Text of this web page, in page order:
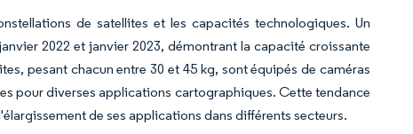
de satellites et les capacités technologiques. Un
2022 et janvier 2023, démontrant la capacité croissante
pesant chacun entre 30 et 45 kg, sont équipés de caméras
pour diverses applications cartographiques. Cette tendance
de ses applications dans différents secteurs.